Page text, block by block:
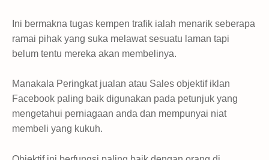
Ini bermakna tugas kempen trafik ialah menarik seberapa
ramai pihak yang suka melawat sesuatu laman tapi
belum tentu mereka akan membelinya.
Manakala Peringkat jualan atau Sales objektif iklan
Facebook paling baik digunakan pada petunjuk yang
mengetahui perniagaan anda dan mempunyai niat
membeli yang kukuh.